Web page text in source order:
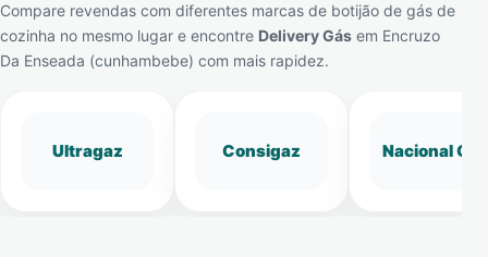
Compare revendas com diferentes marcas de botijão de gás de
cozinha no mesmo lugar e encontre Delivery Gás em Encruzo
Da Enseada (cunhambebe) com mais rapidez.
Ultragaz Consigaz Nacional Gás